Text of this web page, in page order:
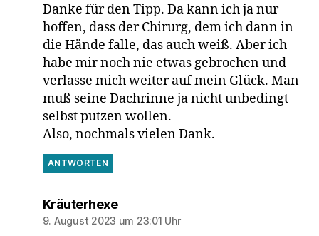
Danke für den Tipp. Da kann ich ja nur
hoffen, dass der Chirurg, dem ich dann in
die Hände falle, das auch weiß. Aber ich
habe mir noch nie etwas gebrochen und
verlasse mich weiter auf mein Glück. Man
muß seine Dachrinne ja nicht unbedingt
selbst putzen wollen.
Also, nochmals vielen Dank.
ANTWORTEN
Kräuterhexesagt:
9. August 2023 um 23:01 Uhr